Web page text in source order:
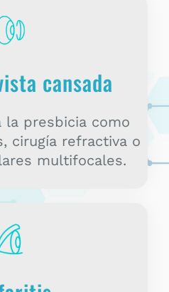
cansada
la presbicia como
cirugía refractiva o
multifocales.